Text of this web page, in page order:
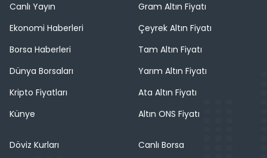
Canlı Yayın
Ekonomi Haberleri
Borsa Haberleri
Dünya Borsaları
Kripto Fiyatları
Künye
Gram Altın Fiyatı
Çeyrek Altın Fiyatı
Tam Altın Fiyatı
Yarım Altın Fiyatı
Ata Altın Fiyatı
Altın ONS Fiyatı
Döviz Kurları
Canlı Borsa